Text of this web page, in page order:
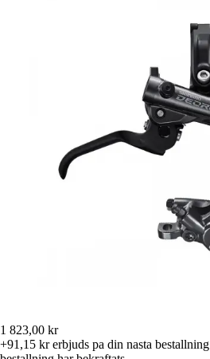
1 823,00 kr
+91,15 krerbjuds pa din nasta bestallning